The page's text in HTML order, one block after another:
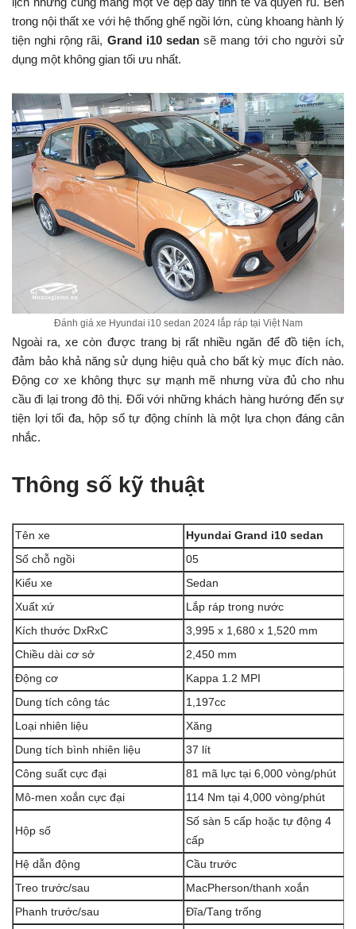
trong nội thất xe với hệ thống ghế ngồi lớn, cùng khoang hành lý
tiện nghi rộng rãi, Grand i10 sedan sẽ mang tới cho người sử
dụng một không gian tối ưu nhất.
Đánh giá xe Hyundai i10 sedan 2024 lắp ráp tại Việt Nam
Ngoài ra, xe còn được trang bị rất nhiều ngăn để đồ tiện ích,
đảm bảo khả năng sử dụng hiệu quả cho bất kỳ mục đích nào.
Động cơ xe không thực sự mạnh mẽ nhưng vừa đủ cho nhu
cầu đi lại trong đô thị. Đối với những khách hàng hướng đến sự
tiện lợi tối đa, hộp số tự động chính là một lựa chọn đáng cân
nhắc.
Thông số kỹ thuật
Tên xe
Hyundai Grand i10 sedan
Số chỗ ngồi
05
Kiểu xe
Sedan
Xuất xứ
Lắp ráp trong nước
Kích thước DxRxC
3,995 x 1,680 x 1,520 mm
Chiều dài cơ sở
2,450 mm
Động cơ
Kappa 1.2 MPI
Dung tích công tác
1,197cc
Loại nhiên liệu
Xăng
Dung tích bình nhiên liệu
37 lít
Công suất cực đại
81 mã lực tại 6,000 vòng/phút
Mô-men xoắn cực đại
114 Nm tại 4,000 vòng/phút
Hộp số
Số sàn 5 cấp hoặc tự động 4
cấp
Hệ dẫn động
Cầu trước
Treo trước/sau
MacPherson/thanh xoắn
Phanh trước/sau
Đĩa/Tang trống